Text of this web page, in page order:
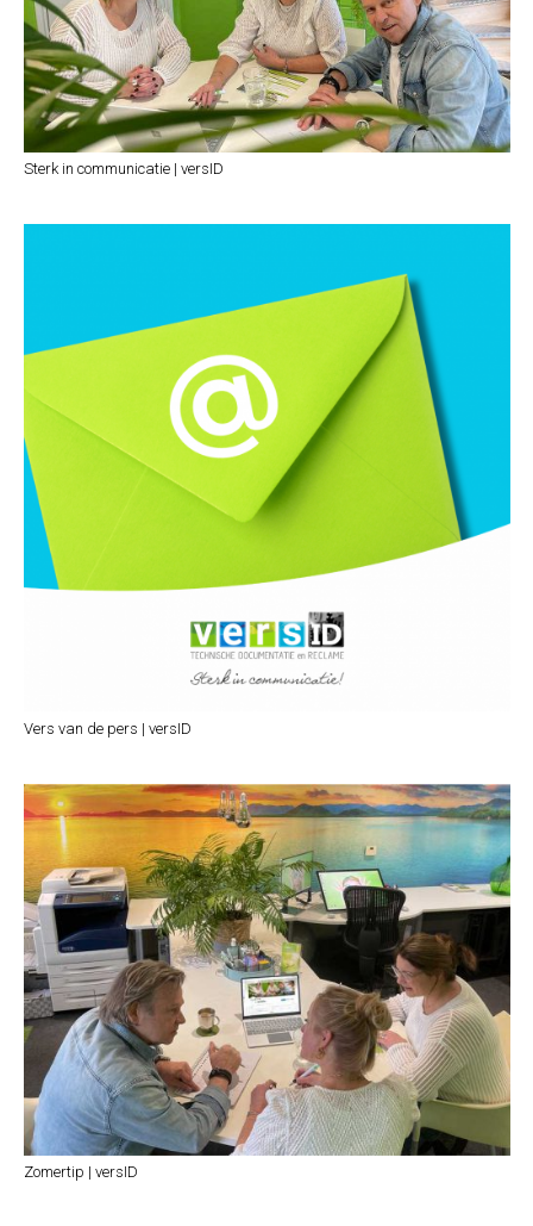
Sterk in communicatie | versID
Vers van de pers | versID
Zomertip | versID